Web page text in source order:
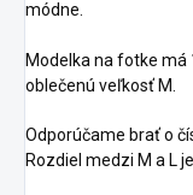
módne.
Modelka na fotke má
oblečenú veľkosť M.
Odporúčame brať o
Rozdiel medzi M a L